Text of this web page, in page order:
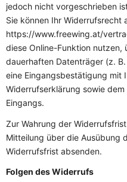
jedoch nicht vorgeschrieben
Sie können Ihr Widerrufsrecht
https://www.freewing.at/
diese Online-Funktion nutzen,
dauerhaften Datenträger (z.
eine Eingangsbestätigung mit
Widerrufserklärung sowie
Eingangs.
Zur Wahrung der
Mitteilung über die Ausübung
Widerrufsfrist absenden.
Folgen des Widerrufs